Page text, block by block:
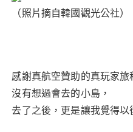
（照片摘自韓國觀光公社）
感謝真航空贊助的真玩家
沒有想過會去的小島，
去了之後，更是讓我覺得